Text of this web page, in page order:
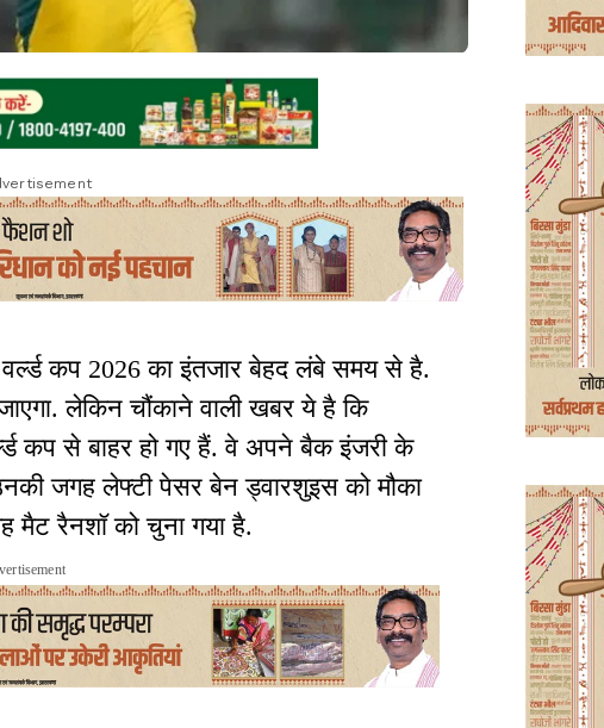
कप 2026 का इंतजार बेहद लंबे समय से है.
लेकिन चौंकाने वाली खबर ये है कि
कप से बाहर हो गए हैं. वे अपने बैक इंजरी के
जगह लेफ्टी पेसर बेन ड्वारशुइस को मौका
मैट रैनशॉ को चुना गया है.